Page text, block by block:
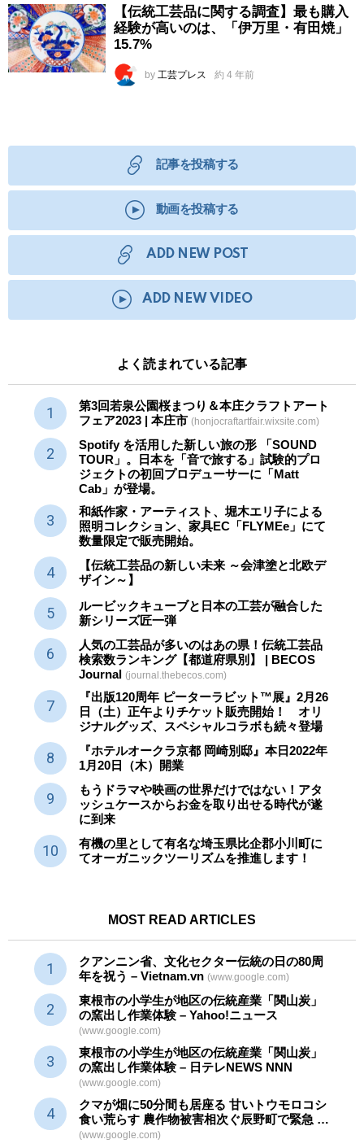
【伝統工芸品に関する調査】最も購入
経験が高いのは、「伊万里・有田焼」
15.7%
by 工芸プレス 約 4 年前
記事を投稿する
動画を投稿する
ADD NEW POST
ADD NEW VIDEO
よく読まれている記事
第3回若泉公園桜まつり＆本庄クラフトアート
フェア2023 | 本庄市 (honjocraftartfair.wixsite.com)
Spotify を活用した新しい旅の形 「SOUND
TOUR」。日本を「音で旅する」試験的プロ
ジェクトの初回プロデューサーに「Matt
Cab」が登場。
和紙作家・アーティスト、堀木エリ子による
照明コレクション、家具EC「FLYMEe」にて
数量限定で販売開始。
【伝統工芸品の新しい未来 ～会津塗と北欧デ
ザイン～】
ルービックキューブと日本の工芸が融合した
新シリーズ匠一弾
人気の工芸品が多いのはあの県！伝統工芸品
検索数ランキング【都道府県別】 | BECOS
Journal (journal.thebecos.com)
『出版120周年 ピーターラビット™展』2月26
日（土）正午よりチケット販売開始！ オリ
ジナルグッズ、スペシャルコラボも続々登場
『ホテルオークラ京都 岡崎別邸』本日2022年
1月20日（木）開業
もうドラマや映画の世界だけではない！アタ
ッシュケースからお金を取り出せる時代が遂
に到来
有機の里として有名な埼玉県比企郡小川町に
てオーガニックツーリズムを推進します！
MOST READ ARTICLES
クアンニン省、文化セクター伝統の日の80周
年を祝う – Vietnam.vn (www.google.com)
東根市の小学生が地区の伝統産業 「関山炭」
の窯出し作業体験 – Yahoo!ニュース
(www.google.com)
東根市の小学生が地区の伝統産業 「関山炭」
の窯出し作業体験 – 日テレNEWS NNN
(www.google.com)
クマが畑に50分間も居座る 甘いトウモロコシ
食い荒らす 農作物被害相次ぐ辰野町で緊急 …
(www.google.com)